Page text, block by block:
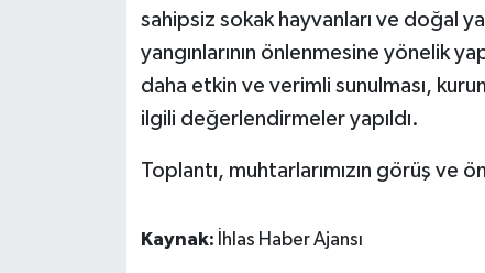
sahipsiz sokak hayvanları ve doğal
yangınlarının önlenmesine yönelik
daha etkin ve verimli sunulması,
ilgili değerlendirmeler yapıldı.
Toplantı, muhtarlarımızın görüş ve
Kaynak: İhlas Haber Ajansı